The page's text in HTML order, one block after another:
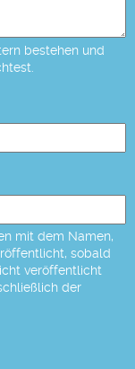
bestehen und
mit dem Namen,
sobald
veröffentlicht
der